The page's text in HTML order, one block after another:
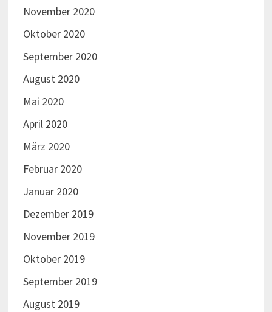
November 2020
Oktober 2020
September 2020
August 2020
Mai 2020
April 2020
März 2020
Februar 2020
Januar 2020
Dezember 2019
November 2019
Oktober 2019
September 2019
August 2019